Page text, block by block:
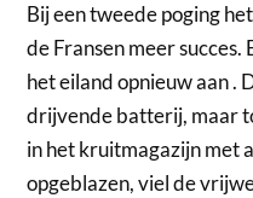
Bij een tweede poging
de Fransen meer
het eiland opnieuw aan .
drijvende batterij, maar
in het kruitmagazijn met
opgeblazen, viel de